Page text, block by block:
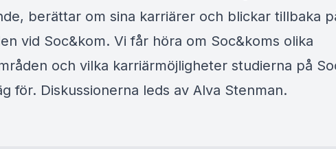
berättar om sina karriärer och blickar tillbaka
vid Soc&kom. Vi får höra om Soc&koms olika
och vilka karriärmöjligheter studierna på
för. Diskussionerna leds av Alva Stenman.